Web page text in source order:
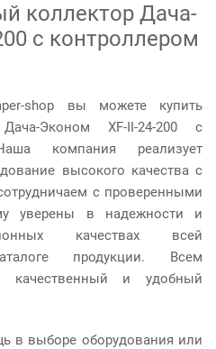
коллектор Дача-
с контроллером
shop вы можете купить
Эконом XF-II-24-200 с
компания реализует
высокого качества с
с проверенными
уверены в надежности и
качествах всей
продукции. Всем
качественный и удобный
в выборе оборудования или